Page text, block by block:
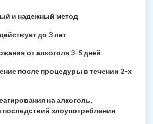
и надежный метод
до 3 лет
от алкоголя 3-5 дней
после процедуры в течении 2-х
на алкоголь,
последствий злоупотребления